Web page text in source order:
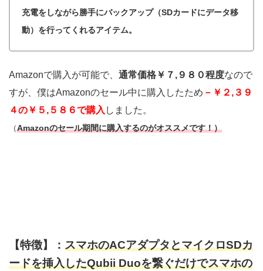
充電をしながら勝手にバックアップ（SDカードにデータ移
動）を行ってくれるアイテム。
Amazonで購入が可能で、 通常価格￥７,９８０程度なので
すが、僕はAmazonのセール中に購入したため －￥２,３９
４の￥５,５８６で購入 しました。
（Amazonのセール期間に購入するのがオススメです！）
【特徴】： スマホのACアダプタとマイクロSDカ
ードを挿入したQubii Duoを繋ぐだけでスマホの